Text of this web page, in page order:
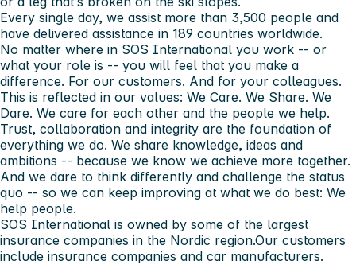
Every single day, we assist more than 3,500 people and
have delivered assistance in 189 countries worldwide.
No matter where in SOS International you work -- or
what your role is -- you will feel that you make a
difference. For our customers. And for your colleagues.
This is reflected in our values: We Care. We Share. We
Dare. We care for each other and the people we help.
Trust, collaboration and integrity are the foundation of
everything we do. We share knowledge, ideas and
ambitions -- because we know we achieve more together.
And we dare to think differently and challenge the status
quo -- so we can keep improving at what we do best: We
help people.
SOS International is owned by some of the largest
insurance companies in the Nordic region.Our customers
include insurance companies and car manufacturers.